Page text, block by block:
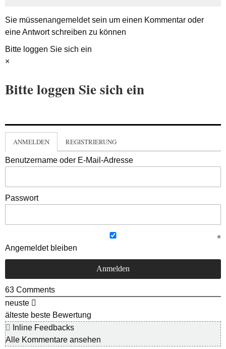
Sie müssenangemeldetsein um einen Kommentar oder
eine Antwort schreiben zu können
Bitte loggen Sie sich ein
×
Bitte loggen Sie sich ein
ANMELDEN REGISTRIERUNG
Benutzername oder E-Mail-Adresse
Passwort
Angemeldet bleiben
63 Comments
neuste
älteste beste Bewertung
Inline Feedbacks
Alle Kommentare ansehen